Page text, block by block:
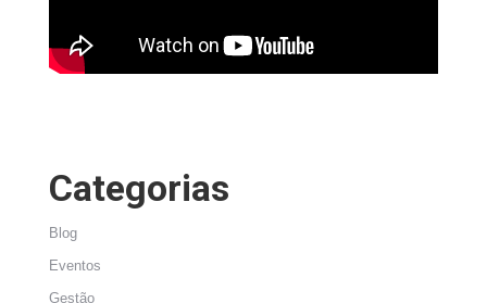
Categorias
Blog
Eventos
Gestão